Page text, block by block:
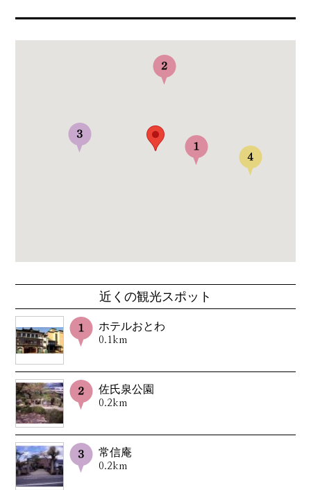
近くの観光スポット
ホテルおとわ
0.1km
佐氏泉公園
0.2km
常信庵
0.2km